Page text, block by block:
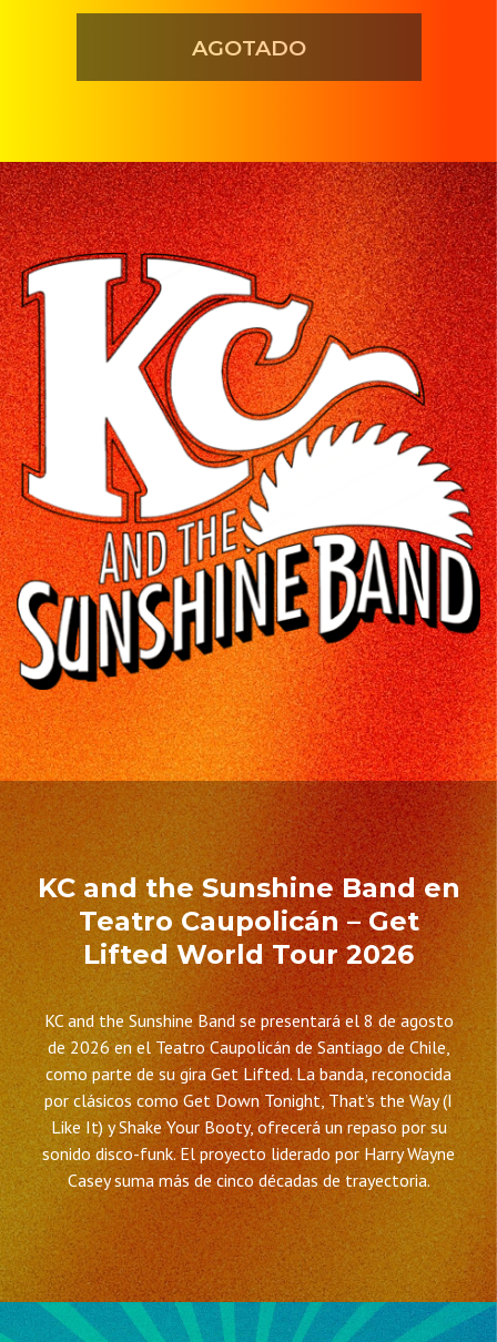
AGOTADO
KC and the Sunshine Band en
Teatro Caupolicán – Get
Lifted World Tour 2026
KC and the Sunshine Band se presentará el 8 de agosto
de 2026 en el Teatro Caupolicán de Santiago de Chile,
como parte de su gira Get Lifted. La banda, reconocida
por clásicos como Get Down Tonight, That’s the Way (I
Like It) y Shake Your Booty, ofrecerá un repaso por su
sonido disco-funk. El proyecto liderado por Harry Wayne
Casey suma más de cinco décadas de trayectoria.